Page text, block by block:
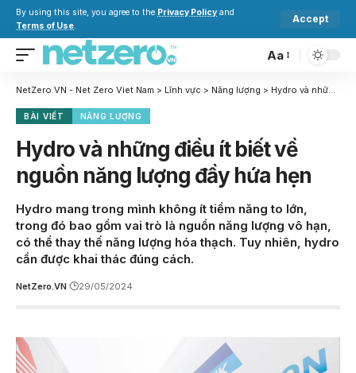
By using this site, you agree to the Privacy Policy and
Terms of Use.
Accept
Aa
NetZero.VN - Net Zero Viet Nam > Lĩnh vực > Năng lượng > Hydro và những điều ít biết về nguồn năng lượng đầy hứa hẹn
BÀI VIẾT NĂNG LƯỢNG
Hydro và những điều ít biết về
nguồn năng lượng đầy hứa hẹn
Hydro mang trong mình không ít tiềm năng to lớn,
trong đó bao gồm vai trò là nguồn năng lượng vô hạn,
có thể thay thế năng lượng hóa thạch. Tuy nhiên, hydro
cần được khai thác đúng cách.
NetZero.VN 29/05/2024